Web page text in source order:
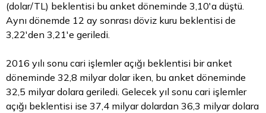
(dolar/TL) beklentisi bu anket döneminde 3,10'a düştü.
Aynı dönemde 12 ay sonrası döviz kuru beklentisi de
3,22'den 3,21'e geriledi.
2016 yılı sonu cari işlemler açığı beklentisi bir anket
döneminde 32,8 milyardolariken, bu anket döneminde
32,5 milyar dolara geriledi. Gelecek yıl sonu cari işlemler
açığı beklentisi ise 37,4 milyar dolardan 36,3 milyar dolara